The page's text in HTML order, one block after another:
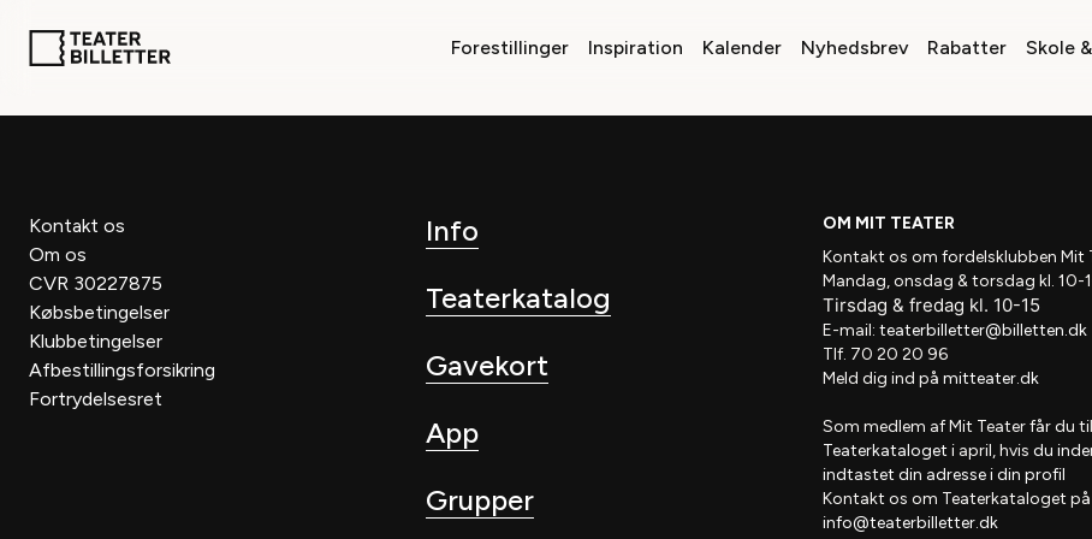
Forestillinger Inspiration Kalender Nyhedsbrev Rabatter Skole
Kontakt os
Om os
CVR 30227875
Købsbetingelser
Klubbetingelser
Afbestillingsforsikring
Fortrydelsesret
Info
Teaterkatalog
Gavekort
App
Grupper
OM MIT TEATER
Kontakt os om fordelsklubben Mit
Mandag, onsdag & torsdag kl. 10-
Tirsdag & fredag kl. 10-15
E-mail: teaterbilletter@billetten.dk
Tlf. 70 20 20 96
Meld dig ind på mitteater.dk
Som medlem afMit Teaterfår du
Teaterkataloget i april, hvis du
indtastet din adresse i din profil
Kontakt os om Teaterkataloget på
info@teaterbilletter.dk